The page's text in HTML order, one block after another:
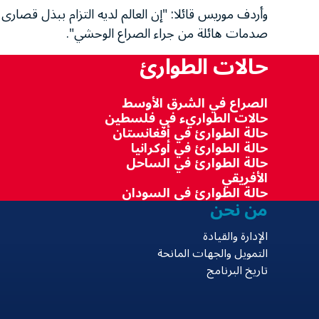
وأردف موريس قائلا: "إن العالم لديه التزام ببذل
صدمات هائلة من جراء الصراع الوحشي".
حالات الطوارئ
الصراع في الشرق الأوسط
حالات الطواريء في فلسطين
حالة الطوارئ في أفغانستان
حالة الطوارئ في أوكرانيا
حالة الطوارئ في الساحل
الأفريقي
حالة الطوارئ في السودان
من نحن
الإدارة والقيادة
التمويل والجهات المانحة
تاريخ البرنامج